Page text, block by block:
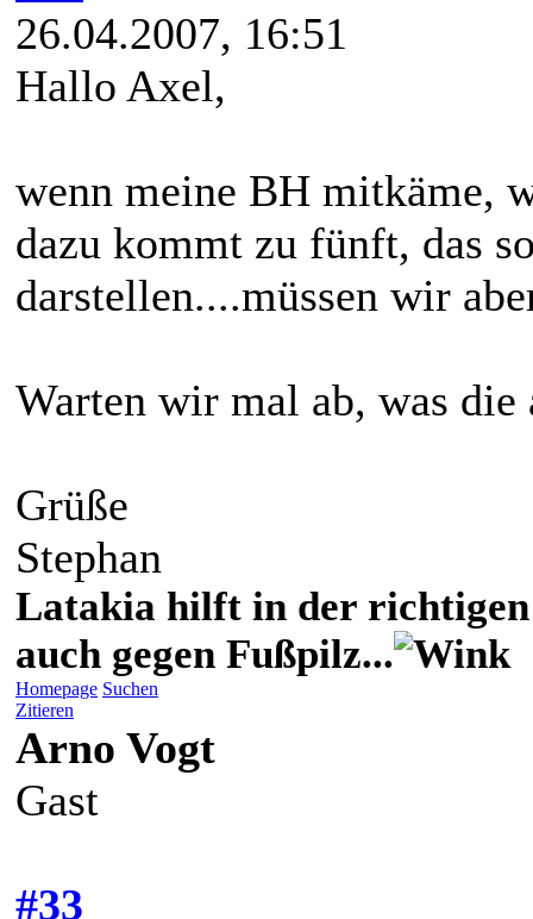
26.04.2007, 16:51
Hallo Axel,
wenn meine BH mitkäme,
dazu kommt zu fünft, das
darstellen....müssen wir
Warten wir mal ab, was die
Grüße
Stephan
Latakia hilft in der richtigen
auch gegen Fußpilz...
Homepage Suchen
Zitieren
Arno Vogt
Gast
#33